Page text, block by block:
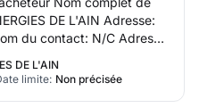
DE L'AIN Adresse:
du contact: N/C Adresse
DE L'AIN
limite: Non précisée